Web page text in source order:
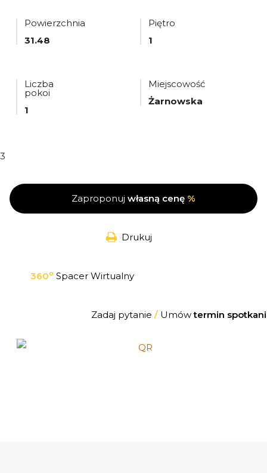
Powierzchnia
31.48
Piętro
1
Liczba
pokoi
1
Miejscowość
Żarnowska
3
Zaproponuj własną cenę %
Drukuj
360o Spacer Wirtualny
Zadaj pytanie /Umówtermin